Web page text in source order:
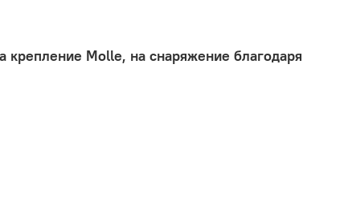
Molle, на снаряжение благодаря